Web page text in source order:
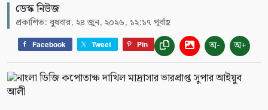
ডেস্ক নিউজ
প্রকাশিত: বুধবার, ২৪ জুন, ২০২৬, ১২:১৭ পূর্বাহ্ণ
Facebook Tweet Pin অ- অ+